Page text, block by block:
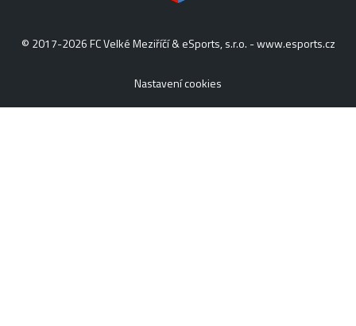
© 2017-2026 FC Velké Meziříčí & eSports, s.r.o. -www.esports.cz
Nastavení cookies